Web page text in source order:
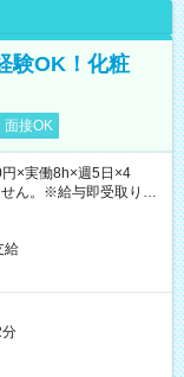
験OK！化粧
面接OK
×実働8h×週5日×4
ん。※給与即受取りサ
給